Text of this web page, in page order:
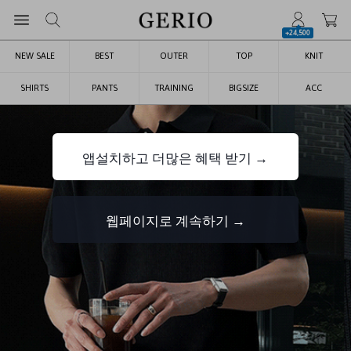
+24,500
NEW SALE BEST OUTER TOP KNIT
SHIRTS PANTS TRAINING BIGSIZE ACC
앱설치하고 더많은 혜택 받기 →
웹페이지로 계속하기 →